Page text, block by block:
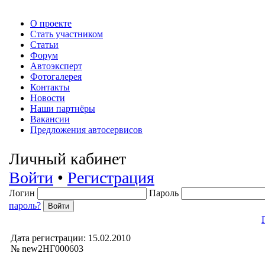
О проекте
Стать участником
Статьи
Форум
Автоэксперт
Фотогалерея
Контакты
Новости
Наши партнёры
Вакансии
Предложения автосервисов
Личный кабинет
Войти • Регистрация
Логин
Пароль
пароль?
Дата регистрации: 15.02.2010
№ new2НГ000603